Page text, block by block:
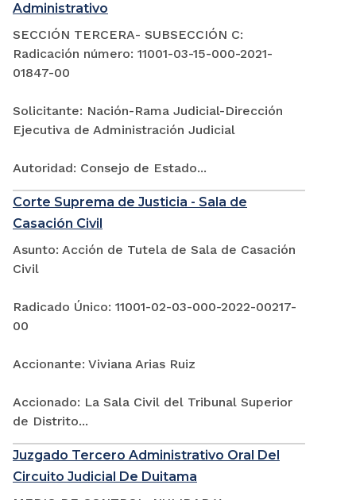
Administrativo
SECCIÓN TERCERA- SUBSECCIÓN C:
Radicación número: 11001-03-15-000-2021-
01847-00
Solicitante: Nación-Rama Judicial-Dirección
Ejecutiva de Administración Judicial
Autoridad: Consejo de Estado...
Corte Suprema de Justicia - Sala de
Casación Civil
Asunto: Acción de Tutela de Sala de Casación
Civil
Radicado Único: 11001-02-03-000-2022-00217-
00
Accionante: Viviana Arias Ruiz
Accionado: La Sala Civil del Tribunal Superior
de Distrito...
Juzgado Tercero Administrativo Oral Del
Circuito Judicial De Duitama